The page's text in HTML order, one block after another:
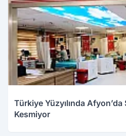
Türkiye Yüzyılında Afyon’da
Kesmiyor